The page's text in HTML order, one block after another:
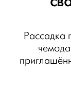
Рассадка